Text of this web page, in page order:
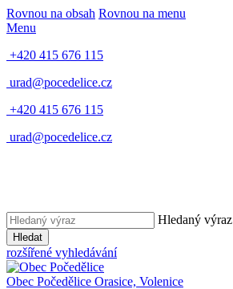
Rovnou na obsah Rovnou na menu
Menu
+420 415 676 115
urad@pocedelice.cz
+420 415 676 115
urad@pocedelice.cz
Hledaný výraz
Hledat
rozšířené vyhledávání
Obec Počedělice Orasice, Volenice